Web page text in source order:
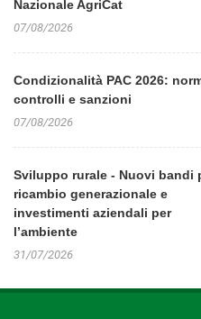
Nazionale AgriCat
07/08/2026
Condizionalità PAC 2026:
controlli e sanzioni
07/08/2026
Sviluppo rurale - Nuovi bandi
ricambio generazionale e
investimenti aziendali per
l’ambiente
31/07/2026